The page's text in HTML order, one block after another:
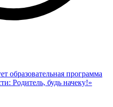
образовательная программа
Родитель, будь начеку!»